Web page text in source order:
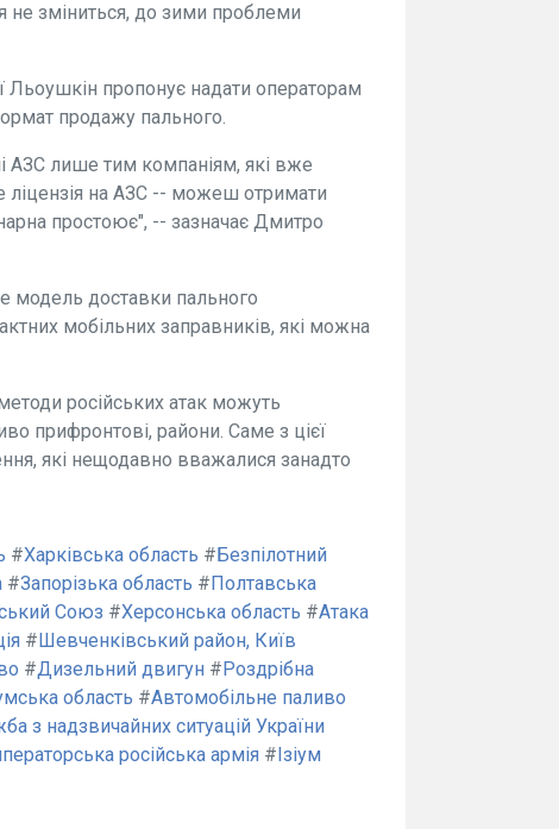
не зміниться, до зими проблеми
Льоушкін пропонує надати операторам
продажу пального.
АЗС лише тим компаніям, які вже
ліцензія на АЗС -- можеш отримати
простоює", -- зазначає Дмитро
модель доставки пального
мобільних заправників, які можна
російських атак можуть
прифронтові, райони. Саме з цієї
які нещодавно вважалися занадто
#Харківська область #Безпілотний
#Запорізька область #Полтавська
Союз #Херсонська область #Атака
#Шевченківський район, Київ
#Дизельний двигун #Роздрібна
область #Автомобільне паливо
з надзвичайних ситуацій України
російська армія #Ізіум